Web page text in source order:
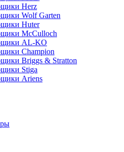
Herz
Wolf Garten
Huter
McCulloch
AL-KO
Champion
Briggs & Stratton
Stiga
Ariens